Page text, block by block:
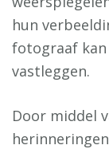
hun
fotograaf kan
vastleggen.
Door middel